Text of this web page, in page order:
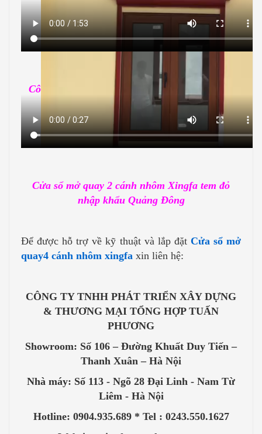
nhập khẩu Quảng Đông
Công trình sử dụng nhôm Xingfa tem đo nhập
khẩu Quảng Đông
Cửa sổ mở quay 2 cánh nhôm Xingfa tem đỏ
nhập khẩu Quảng Đông
Để được hỗ trợ về kỹ thuật và lắp đặt Cửa sổ mở
quay4 cánh nhôm xingfa xin liên hệ:
CÔNG TY TNHH PHÁT TRIỂN XÂY DỰNG
& THƯƠNG MẠI TỔNG HỢP TUẤN
PHƯƠNG
Showroom: Số 106 – Đường Khuất Duy Tiến –
Thanh Xuân – Hà Nội
Nhà máy: Số 113 - Ngõ 28 Đại Linh - Nam Từ
Liêm - Hà Nội
Hotline: 0904.935.689 * Tel : 0243.550.1627